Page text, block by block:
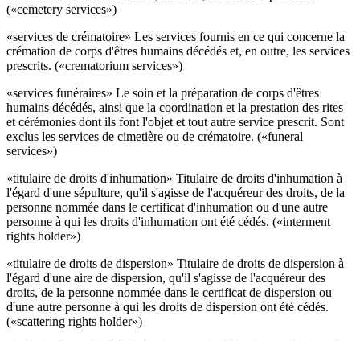
(«cemetery services»)
«services de crématoire» Les services fournis en ce qui concerne la
crémation de corps d'êtres humains décédés et, en outre, les services
prescrits. («crematorium services»)
«services funéraires» Le soin et la préparation de corps d'êtres
humains décédés, ainsi que la coordination et la prestation des rites
et cérémonies dont ils font l'objet et tout autre service prescrit. Sont
exclus les services de cimetière ou de crématoire. («funeral
services»)
«titulaire de droits d'inhumation» Titulaire de droits d'inhumation à
l'égard d'une sépulture, qu'il s'agisse de l'acquéreur des droits, de la
personne nommée dans le certificat d'inhumation ou d'une autre
personne à qui les droits d'inhumation ont été cédés. («interment
rights holder»)
«titulaire de droits de dispersion» Titulaire de droits de dispersion à
l'égard d'une aire de dispersion, qu'il s'agisse de l'acquéreur des
droits, de la personne nommée dans le certificat de dispersion ou
d'une autre personne à qui les droits de dispersion ont été cédés.
(«scattering rights holder»)